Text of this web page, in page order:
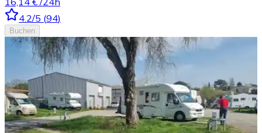
4.2/5 (94)
Buchen